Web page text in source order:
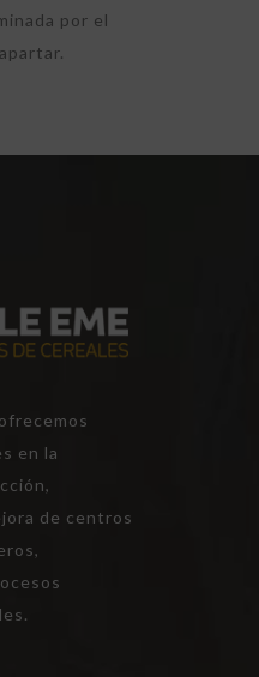
por el
en la
de centros